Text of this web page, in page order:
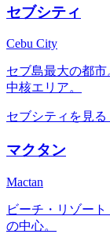
セブシティ
Cebu City
セブ島最大の都
中核エリア。
セブシティ を見
マクタン
Mactan
ビーチ・リゾー
の中心。